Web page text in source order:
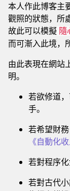
本人作此博客主
觀照的狀態，所
故此可以模擬 隨
而可漸入此境，
由此表現在網站
明。
若欲修道
手。
若希望財
《自動化收
若對程序
若對古代